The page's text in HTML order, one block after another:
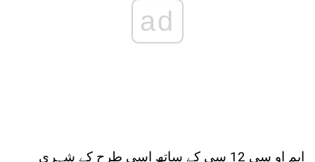
ad
ایم او سی 12 سی کے ساتھ اسی طرح کے شہری